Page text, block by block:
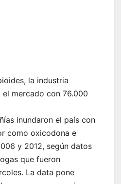
la industria
mercado con 76.000
inundaron el país con
como oxicodona e
y 2012, según datos
que fueron
La data pone